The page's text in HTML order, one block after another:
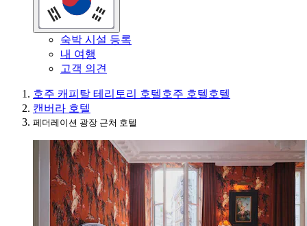
숙박 시설 등록
내 여행
고객 의견
호주 캐피탈 테리토리 호텔호주 호텔호텔
캔버라 호텔
페더레이션 광장 근처 호텔